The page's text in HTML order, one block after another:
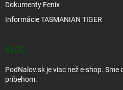
Dokumenty Fenix
Informácie TASMANIAN TIGER
BLOG
PodNalov.sk je viac než e-shop.
príbehom.